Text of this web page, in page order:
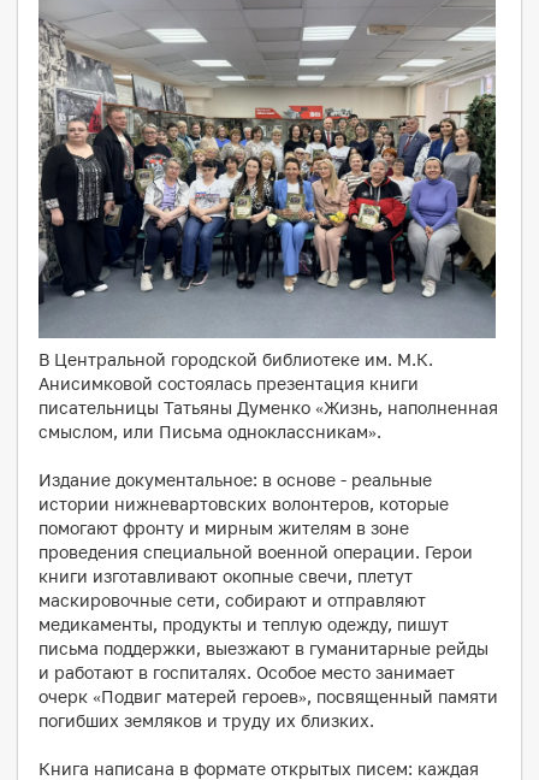
В Центральной городской библиотеке им. М.К.
Анисимковой состоялась презентация книги
писательницы Татьяны Думенко «Жизнь, наполненная
смыслом, или Письма одноклассникам».
Издание документальное: в основе - реальные
истории нижневартовских волонтеров, которые
помогают фронту и мирным жителям в зоне
проведения специальной военной операции. Герои
книги изготавливают окопные свечи, плетут
маскировочные сети, собирают и отправляют
медикаменты, продукты и теплую одежду, пишут
письма поддержки, выезжают в гуманитарные рейды
и работают в госпиталях. Особое место занимает
очерк «Подвиг матерей героев», посвященный памяти
погибших земляков и труду их близких.
Книга написана в формате открытых писем: каждая